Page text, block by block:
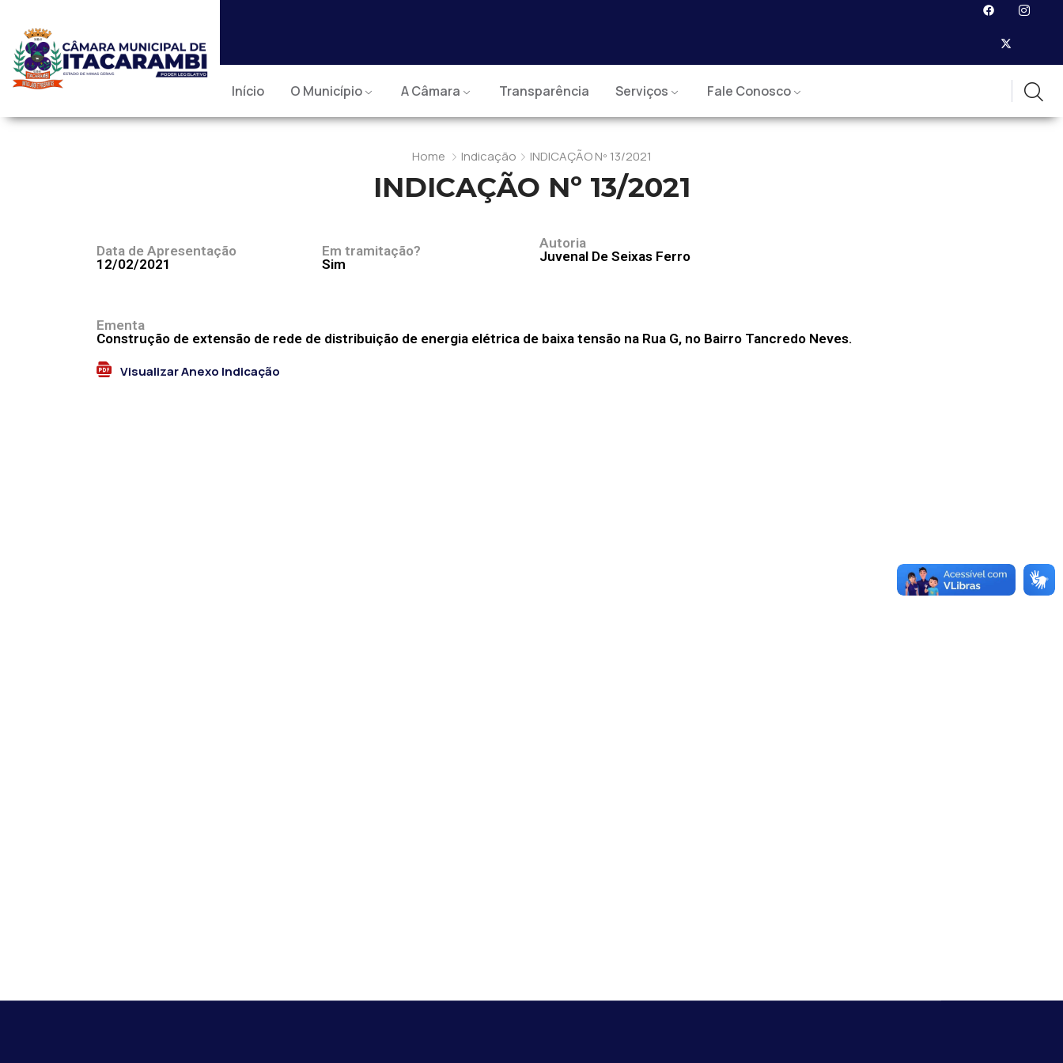
Início O Município A Câmara Transparência Serviços Fale Conosco
Home Indicação INDICAÇÃO Nº 13/2021
INDICAÇÃO Nº 13/2021
Data de Apresentação
12/02/2021
Em tramitação?
Sim
Autoria
Juvenal De Seixas Ferro
Ementa
Construção de extensão de rede de distribuição de energia elétrica de baixa tensão na Rua G, no Bairro Tancredo Neves.
Visualizar Anexo Indicação